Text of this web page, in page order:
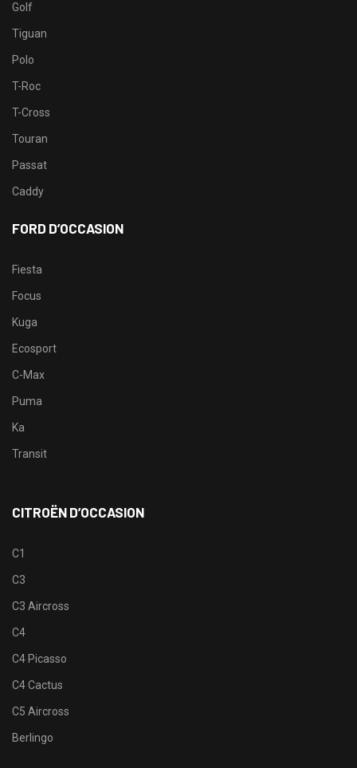
Golf
Tiguan
Polo
T-Roc
T-Cross
Touran
Passat
Caddy
FORD D’OCCASION
Fiesta
Focus
Kuga
Ecosport
C-Max
Puma
Ka
Transit
CITROËN D’OCCASION
C1
C3
C3 Aircross
C4
C4 Picasso
C4 Cactus
C5 Aircross
Berlingo